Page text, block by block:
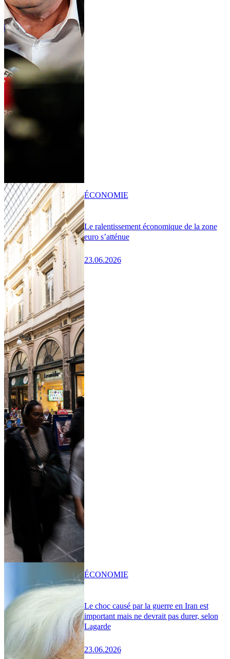
Le ralentissement économique de la zone
euro s’atténue
23.06.2026
ÉCONOMIE
Le choc causé par la guerre en Iran est
important mais ne devrait pas durer, selon
Lagarde
23.06.2026
ÉCONOMIE